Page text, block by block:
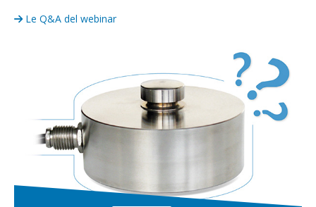
Le Q&A del webinar